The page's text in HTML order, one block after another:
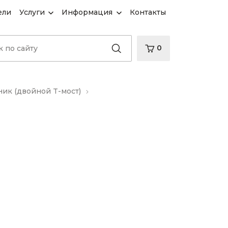
Услуги Информация Контакты
0
(двойной T-мост)